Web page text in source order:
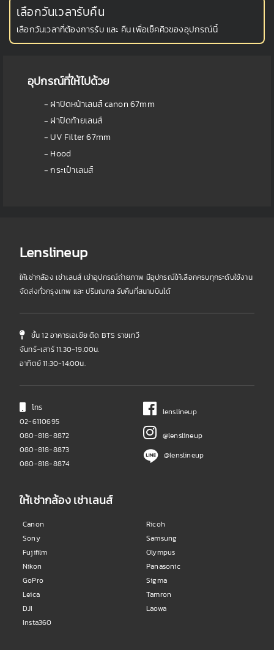
เลือกวันเวลารับคืน
เลือกวันเวลาที่ต้องการรับ และ คืน เพื่อเช็คคิวของอุปกรณ์นี้
อุปกรณ์ที่ให้ไปด้วย
- ฝาปิดหน้าเลนส์ canon 67mm
- ฝาปิดท้ายเลนส์
- UV Filter 67mm
- Hood
- กระเป๋าเลนส์
Lenslineup
ให้เช่ากล้อง เช่าเลนส์ เช่าอุปกรณ์ถ่ายภาพ มีอุปกรณ์ให้เลือกครบทุกระดับใช้งาน
จัดส่งทั่วกรุงเทพ และ ปริมณฑล รับคืนที่สนามบินได้
ชั้น 12 อาคารเอเชีย ติด BTS ราชเทวี
จันทร์-เสาร์ 11.30-19.00น.
อาทิตย์ 11:30-14:00น.
โทร
02-6110695
080-818-8872
080-818-8873
080-818-8874
lenslineup
@lenslineup
@lenslineup
ให้เช่ากล้อง เช่าเลนส์
Canon
Sony
Fujifilm
Nikon
GoPro
Leica
DJI
Insta360
Ricoh
Samsung
Olympus
Panasonic
Sigma
Tamron
Laowa